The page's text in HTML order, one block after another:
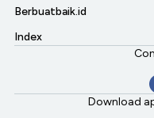
Berbuatbaik.id
Index
Download